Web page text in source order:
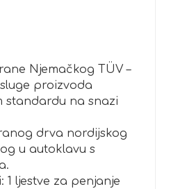
Njemačkog TÜV –
proizvoda
standardu na snazi
drva nordijskog
u autoklavu s
1 ljestve za penjanje